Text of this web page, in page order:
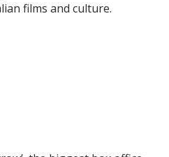
films and culture.